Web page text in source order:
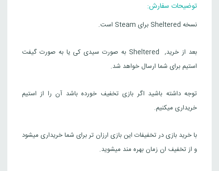
توضیحات سفارش:
نسخه Sheltered برای Steam است.
بعد از خرید, Sheltered به صورت سیدی کی یا به صورت گیفت
استیم برای شما ارسال خواهد شد.
توجه داشته باشید اگر بازی تخفیف خورده باشد آن را از استیم
خریداری میکنیم.
با خرید بازی در تخفیفات این بازی ارزان تر برای شما خریداری میشود
و از تخفیف ان زمان بهره مند میشوید.